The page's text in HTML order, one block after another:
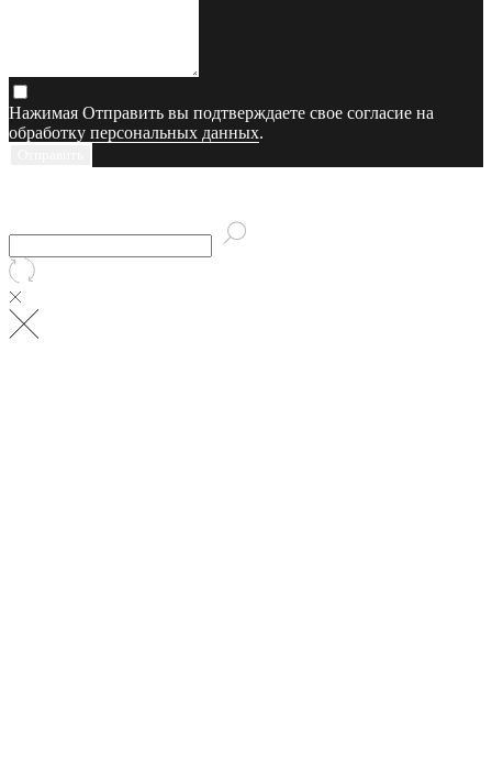
Нажимая Отправить вы подтверждаете свое согласие на
обработку персональных данных.